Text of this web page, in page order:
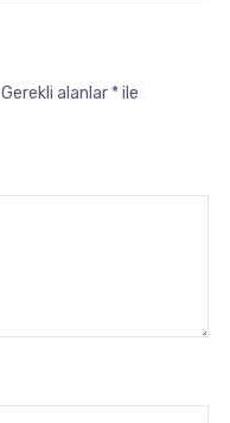
Gerekli alanlar *ile